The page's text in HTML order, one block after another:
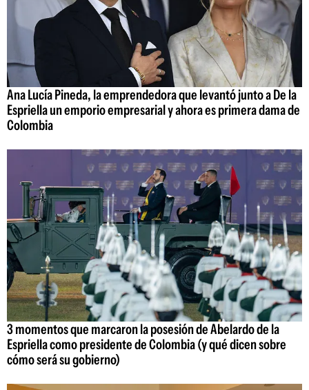
Ana Lucía Pineda, la emprendedora que levantó junto a De la
Espriella un emporio empresarial y ahora es primera dama de
Colombia
3 momentos que marcaron la posesión de Abelardo de la
Espriella como presidente de Colombia (y qué dicen sobre
cómo será su gobierno)